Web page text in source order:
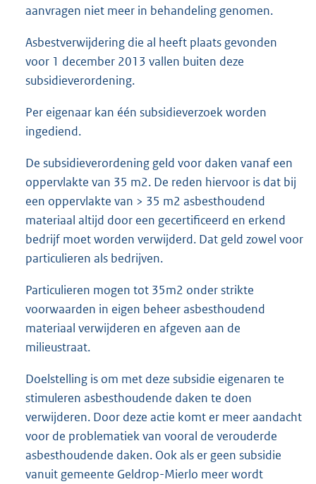
aanvragen niet meer in behandeling genomen.
Asbestverwijdering die al heeft plaats gevonden
voor 1 december 2013 vallen buiten deze
subsidieverordening.
Per eigenaar kan één subsidieverzoek worden
ingediend.
De subsidieverordening geld voor daken vanaf een
oppervlakte van 35 m2. De reden hiervoor is dat bij
een oppervlakte van > 35 m2 asbesthoudend
materiaal altijd door een gecertificeerd en erkend
bedrijf moet worden verwijderd. Dat geld zowel voor
particulieren als bedrijven.
Particulieren mogen tot 35m2 onder strikte
voorwaarden in eigen beheer asbesthoudend
materiaal verwijderen en afgeven aan de
milieustraat.
Doelstelling is om met deze subsidie eigenaren te
stimuleren asbesthoudende daken te doen
verwijderen. Door deze actie komt er meer aandacht
voor de problematiek van vooral de verouderde
asbesthoudende daken. Ook als er geen subsidie
vanuit gemeente Geldrop-Mierlo meer wordt